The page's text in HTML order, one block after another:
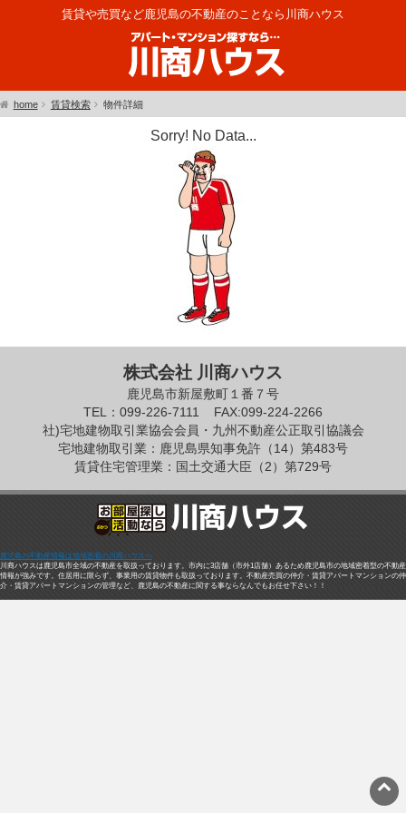
賃貸や売買など鹿児島の不動産のことなら川商ハウス
home 賃貸検索 物件詳細
Sorry! No Data...
株式会社 川商ハウス
鹿児島市新屋敷町１番７号
TEL：099-226-7111
FAX:099-224-2266
社)宅地建物取引業協会会員・九州不動産公正取引協議会
宅地建物取引業：鹿児島県知事免許（14）第483号
賃貸住宅管理業：国土交通大臣（2）第729号
鹿児島の不動産情報は地域密着の川商ハウスへ
川商ハウスは鹿児島市全域の不動産を取扱っております。市内に3店舗（市外1店舗）あるため鹿児島市の地域密着型の不動産
情報が強みです。住居用に限らず、事業用の賃貸物件も取扱っております。不動産売買の仲介・賃貸アパートマンションの仲
介・賃貸アパートマンションの管理など、鹿児島の不動産に関する事ならなんでもお任せ下さい！！